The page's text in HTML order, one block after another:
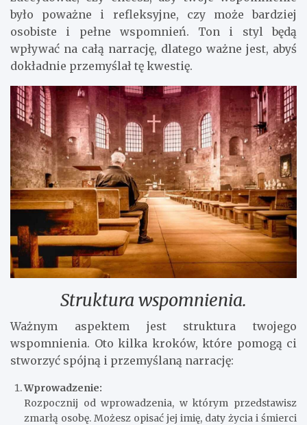
było poważne i refleksyjne, czy może bardziej
osobiste i pełne wspomnień. Ton i styl będą
wpływać na całą narrację, dlatego ważne jest, abyś
dokładnie przemyślał tę kwestię.
Struktura wspomnienia.
Ważnym aspektem jest struktura twojego
wspomnienia. Oto kilka kroków, które pomogą ci
stworzyć spójną i przemyślaną narrację:
Wprowadzenie:
Rozpocznij od wprowadzenia, w którym przedstawisz
zmarłą osobę. Możesz opisać jej imię, daty życia i śmierci